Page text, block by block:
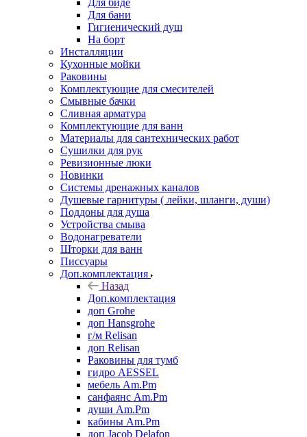
Для биде
Для бани
Гигиенический душ
На борт
Инсталляции
Кухонные мойки
Раковины
Комплектующие для смесителей
Смывные бачки
Сливная арматура
Комплектующие для ванн
Материалы для сантехнических работ
Сушилки для рук
Ревизионные люки
Новинки
Системы дренажных каналов
Душевые гарнитуры ( лейки, шланги, души)
Поддоны для душа
Устройства смыва
Водонагреватели
Шторки для ванн
Писсуары
Доп.комплектация
Назад
Доп.комплектация
доп Grohe
доп Hansgrohe
г/м Relisan
доп Relisan
Раковины для тумб
гидро AESSEL
мебель Am.Pm
санфаянс Am.Pm
души Am.Pm
кабины Am.Pm
доп Jacob Delafon